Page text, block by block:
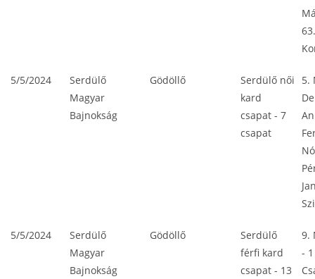
5/5/2024
Serdülő
Magyar
Bajnokság
Gödöllő
Serdülő női
kard
csapat - 7
csapat
5.
5/5/2024
Serdülő
Magyar
Bajnokság
Gödöllő
Serdülő
férfi kard
csapat - 13
9.
- 1